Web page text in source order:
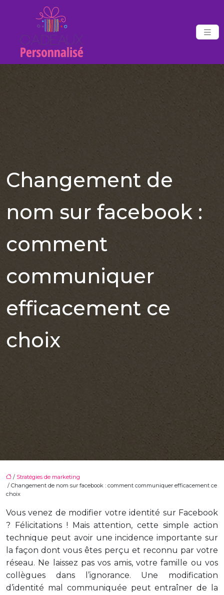
Changement de
nom sur facebook :
comment
communiquer
efficacement ce
choix
/ Stratégies de marketing
/ Changement de nom sur facebook : comment communiquer efficacement ce
choix
Vous venez de modifier votre identité sur Facebook
? Félicitations ! Mais attention, cette simple action
technique peut avoir une incidence importante sur
la façon dont vous êtes perçu et reconnu par votre
réseau. Ne laissez pas vos amis, votre famille ou vos
collègues dans l’ignorance. Une modification
d’identité mal communiquée peut entraîner de la